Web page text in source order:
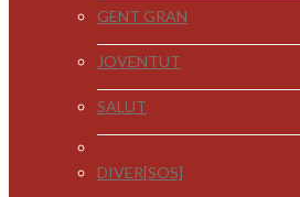
GENT GRAN
JOVENTUT
SALUT
DIVER[SOS]